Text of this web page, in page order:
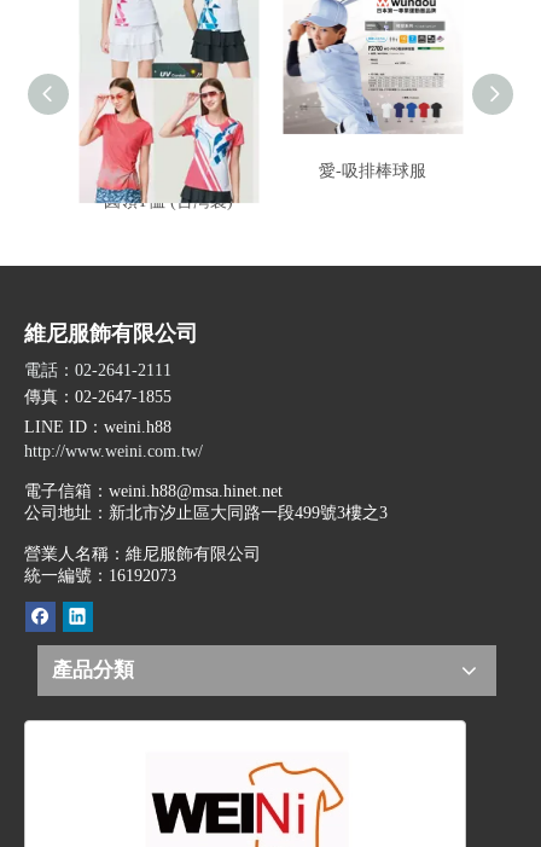
伯-女款吸濕排汗V領 /
圓領T恤 (台灣製)
愛-吸排棒球服
維尼服飾有限公司
電話：02-2641-2111
傳真：02-2647-1855
LINE ID ：weini.h88
http://www.weini.com.tw/
電子信箱： weini.h88@msa.hinet.net
公司地址： 新北市汐止區大同路一段499號3樓之3
營業人名稱：維尼服飾有限公司
統一編號：16192073
產品分類